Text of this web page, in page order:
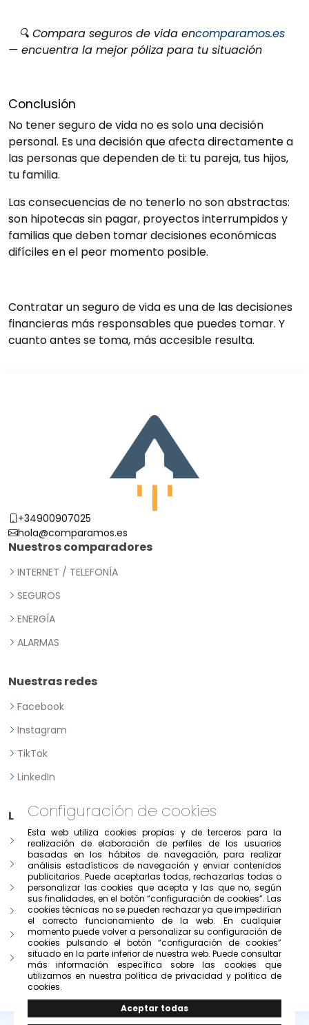
🔍 Compara seguros de vida encomparamos.es
— encuentra la mejor póliza para tu situación
Conclusión
No tener seguro de vida no es solo una decisión
personal. Es una decisión que afecta directamente a
las personas que dependen de ti: tu pareja, tus hijos,
tu familia.
Las consecuencias de no tenerlo no son abstractas:
son hipotecas sin pagar, proyectos interrumpidos y
familias que deben tomar decisiones económicas
difíciles en el peor momento posible.
Contratar un seguro de vida es una de las decisiones
financieras más responsables que puedes tomar. Y
cuanto antes se toma, más accesible resulta.
+34900907025
hola@comparamos.es
Nuestros comparadores
INTERNET / TELEFONÍA
SEGUROS
ENERGÍA
ALARMAS
Nuestras redes
Facebook
Instagram
TikTok
LinkedIn
Legal
Aviso legal
Política de Privacidad
Política de consentimiento previo, expreso e informado
Condiciones de uso del portal
Política de cookies
Configurar cookies
Configuración de cookies
Esta web utiliza cookies propias y de terceros para la
realización de elaboración de perfiles de los usuarios
basadas en los hábitos de navegación, para realizar
análisis estadísticos de navegación y enviar contenidos
publicitarios. Puede aceptarlas todas, rechazarlas todas o
personalizar las cookies que acepta y las que no, según
sus finalidades, en el botón “configuración de cookies”. Las
cookies técnicas no se pueden rechazar ya que impedirían
el correcto funcionamiento de la web. En cualquier
momento puede volver a personalizar su configuración de
cookies pulsando el botón “configuración de cookies”
situado en la parte inferior de nuestra web. Puede consultar
más información específica sobre las cookies que
utilizamos en nuestra política de privacidad y política de
cookies.